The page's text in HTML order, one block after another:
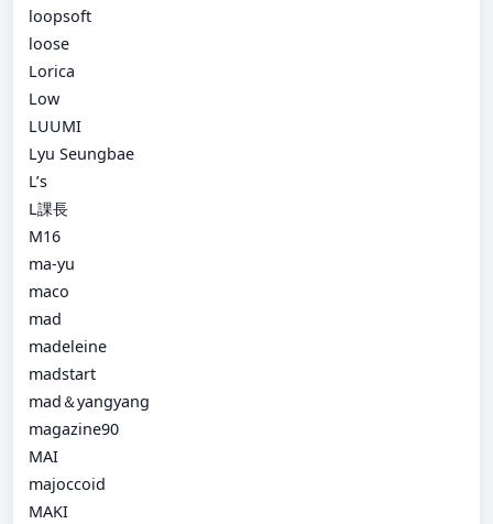
loopsoft
loose
Lorica
Low
LUUMI
Lyu Seungbae
L’s
L課長
M16
ma-yu
maco
mad
madeleine
madstart
mad＆yangyang
magazine90
MAI
majoccoid
MAKI